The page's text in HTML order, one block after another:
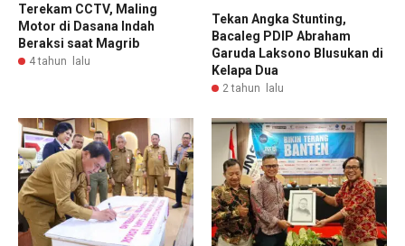
Terekam CCTV, Maling
Motor di Dasana Indah
Beraksi saat Magrib
4 tahun lalu
Tekan Angka Stunting,
Bacaleg PDIP Abraham
Garuda Laksono Blusukan di
Kelapa Dua
2 tahun lalu